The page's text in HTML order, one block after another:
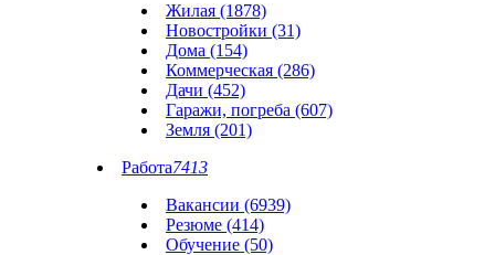
Жилая (1878)
Новостройки (31)
Дома (154)
Коммерческая (286)
Дачи (452)
Гаражи, погреба (607)
Земля (201)
Работа7413
Вакансии (6939)
Резюме (414)
Обучение (50)